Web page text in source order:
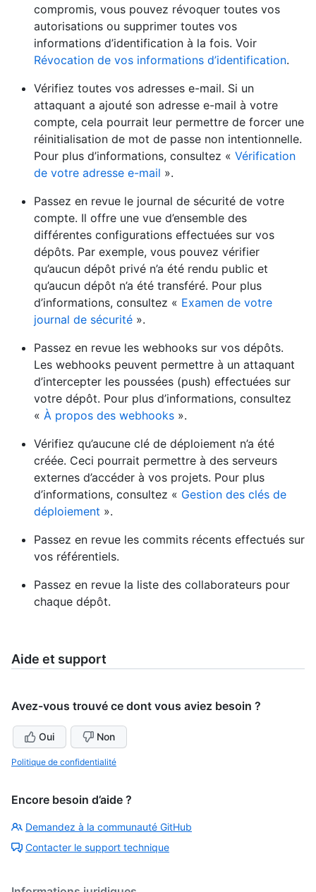
compromis, vous pouvez révoquer toutes vos
autorisations ou supprimer toutes vos
informations d’identification à la fois. Voir
Révocation de vos informations d’identification.
Vérifiez toutes vos adresses e-mail. Si un
attaquant a ajouté son adresse e-mail à votre
compte, cela pourrait leur permettre de forcer une
réinitialisation de mot de passe non intentionnelle.
Pour plus d’informations, consultez « Vérification
de votre adresse e-mail ».
Passez en revue le journal de sécurité de votre
compte. Il offre une vue d’ensemble des
différentes configurations effectuées sur vos
dépôts. Par exemple, vous pouvez vérifier
qu’aucun dépôt privé n’a été rendu public et
qu’aucun dépôt n’a été transféré. Pour plus
d’informations, consultez « Examen de votre
journal de sécurité ».
Passez en revue les webhooks sur vos dépôts.
Les webhooks peuvent permettre à un attaquant
d’intercepter les poussées (push) effectuées sur
votre dépôt. Pour plus d’informations, consultez
« À propos des webhooks ».
Vérifiez qu’aucune clé de déploiement n’a été
créée. Ceci pourrait permettre à des serveurs
externes d’accéder à vos projets. Pour plus
d’informations, consultez « Gestion des clés de
déploiement ».
Passez en revue les commits récents effectués sur
vos référentiels.
Passez en revue la liste des collaborateurs pour
chaque dépôt.
Aide et support
Avez-vous trouvé ce dont vous aviez besoin ?
Oui Non
Politique de confidentialité
Encore besoin d’aide ?
Demandez à la communauté GitHub
Contacter le support technique